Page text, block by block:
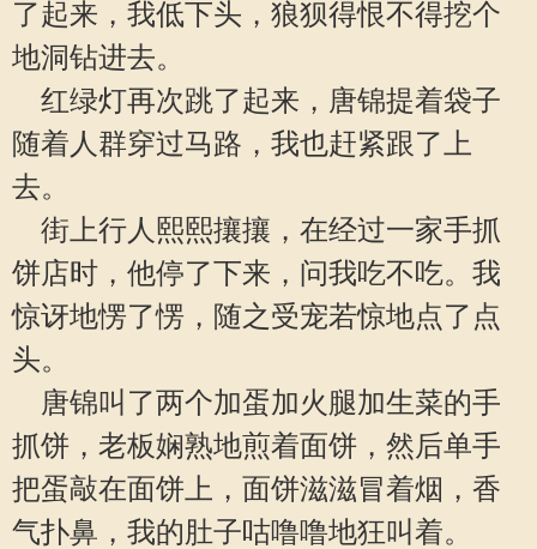
了起来，我低下头，狼狈得恨不得挖个
地洞钻进去。
红绿灯再次跳了起来，唐锦提着袋子
随着人群穿过马路，我也赶紧跟了上
去。
街上行人熙熙攘攘，在经过一家手抓
饼店时，他停了下来，问我吃不吃。我
惊讶地愣了愣，随之受宠若惊地点了点
头。
唐锦叫了两个加蛋加火腿加生菜的手
抓饼，老板娴熟地煎着面饼，然后单手
把蛋敲在面饼上，面饼滋滋冒着烟，香
气扑鼻，我的肚子咕噜噜地狂叫着。